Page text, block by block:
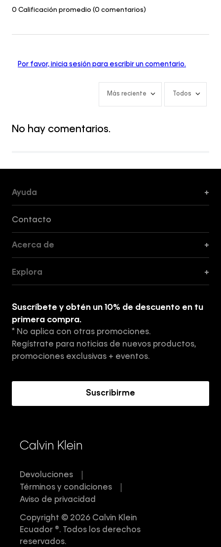
0 Calificación promedio (0 comentarios)
Por favor, inicia sesión para escribir un comentario.
Más reciente Todos
No hay comentarios.
Ayuda +
Contacto
Acerca de +
Tiendas
Aviso de privacidad
Términos y Condiciones
Explora +
Suscríbete y obtén un 10% de descuento en tu
primera compra.
* No aplica con otras promociones.
Regístrate para noticias de nuevos productos,
promociones exclusivas + eventos.
Suscribirme
Calvin Klein
Devoluciones
Términos y condiciones
Aviso de privacidad
Copyright © 2026 Calvin Klein
Ecuador ®. Todos los derechos
reservados.